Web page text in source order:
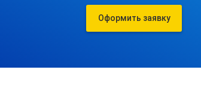
Оформить заявку